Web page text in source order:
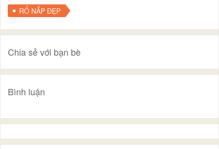
RỔ NẮP ĐẸP
Chia sẻ với bạn bè
Bình luận